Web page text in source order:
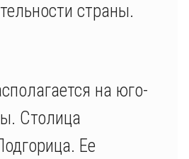
страны.
на юго-
Столица
Ее